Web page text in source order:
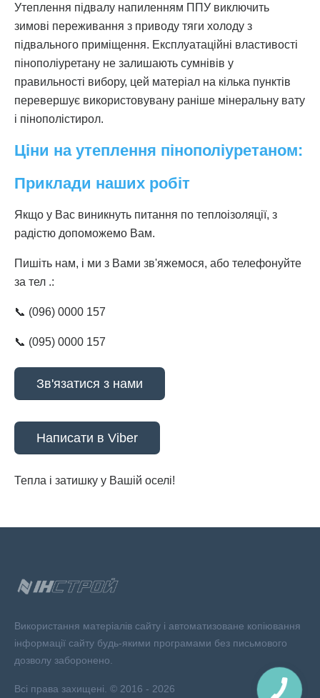
Утеплення підвалу напиленням ППУ виключить
зимові переживання з приводу тяги холоду з
підвального приміщення. Експлуатаційні властивості
пінополіуретану не залишають сумнівів у
правильності вибору, цей матеріал на кілька пунктів
перевершує використовувану раніше мінеральну вату
і пінополістирол.
Ціни на утеплення пінополіуретаном:
Приклади наших робіт
Якщо у Вас виникнуть питання по теплоізоляції, з
радістю допоможемо Вам.
Пишіть нам, і ми з Вами зв'яжемося, або телефонуйте
за тел .:
📞 (096) 0000 157
📞 (095) 0000 157⠀
Зв'язатися з нами
Написати в Viber
Тепла і затишку у Вашій оселі!
Використання матеріалів сайту і автоматизоване копіювання
інформації сайту будь-якими програмами без письмового
дозволу заборонено.
Всі права захищені. © 2016 - 2026